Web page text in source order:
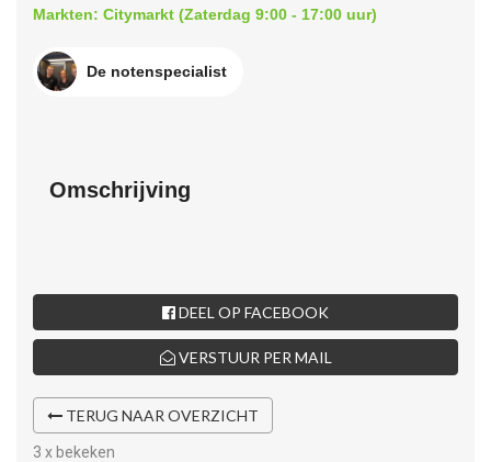
Markten: Citymarkt (Zaterdag 9:00 - 17:00 uur)
De notenspecialist
Omschrijving
DEEL OP FACEBOOK
VERSTUUR PER MAIL
TERUG NAAR OVERZICHT
3 x bekeken